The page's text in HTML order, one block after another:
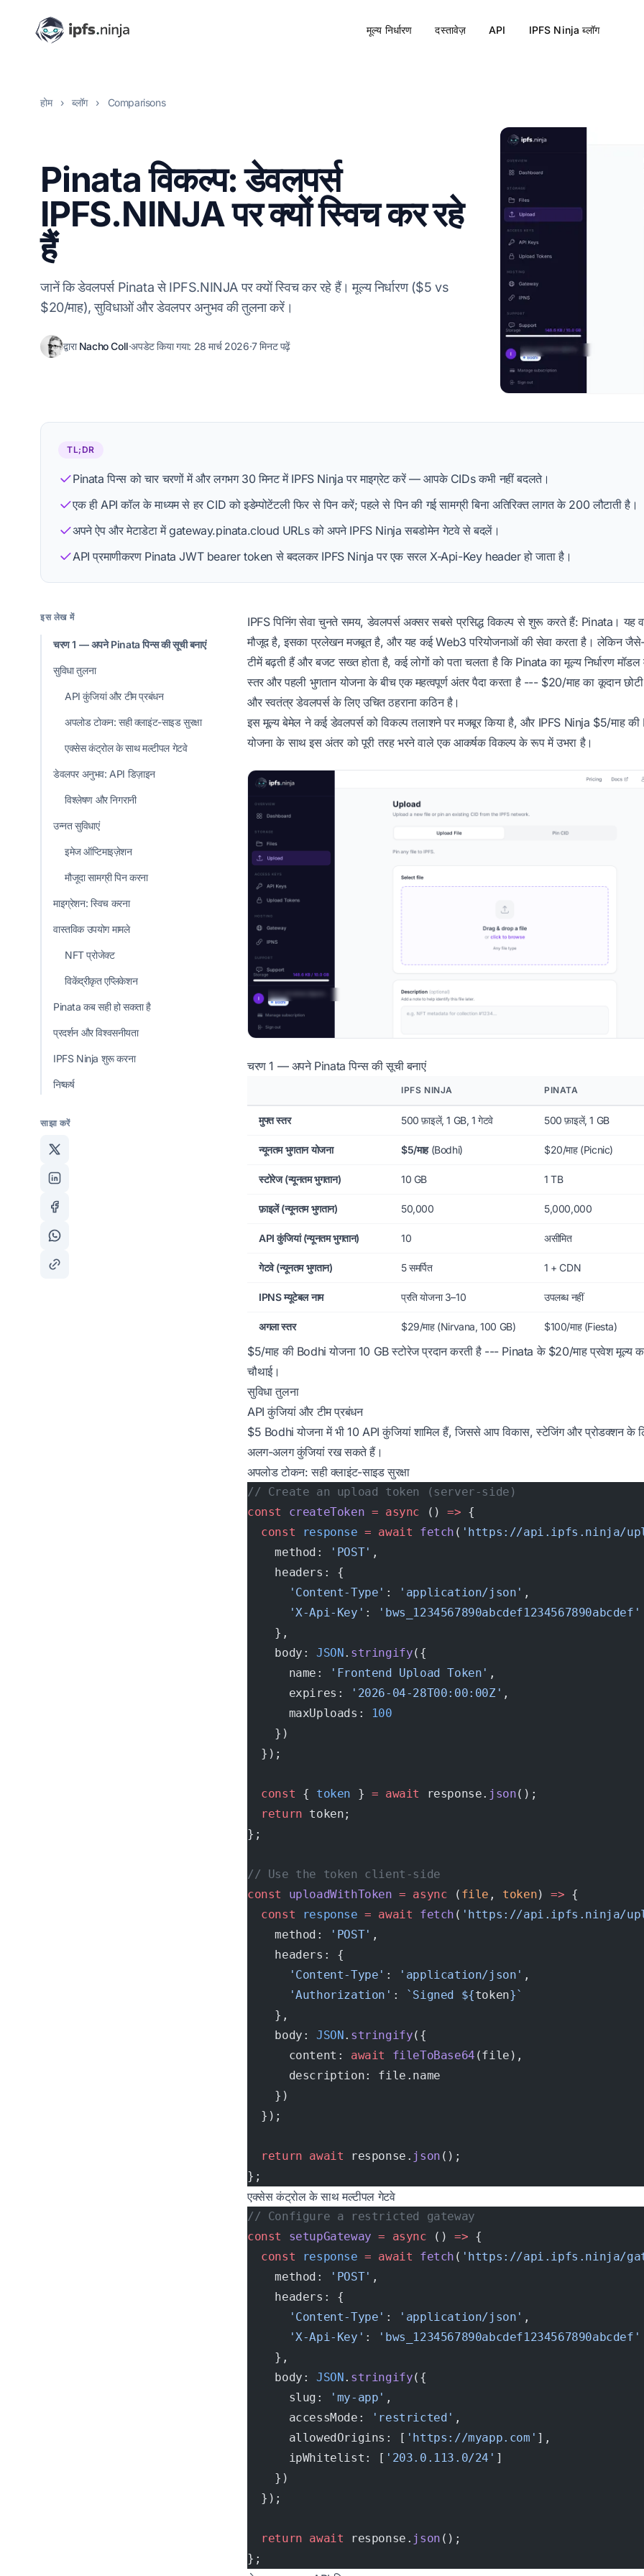
मूल्य निर्धारण दस्तावेज़ API IPFS Ninja ब्लॉग
होम › ब्लॉग › Comparisons
Pinata विकल्प: डेवलपर्स
IPFS.NINJA पर क्यों स्विच कर रहे
हैं
जानें कि डेवलपर्स Pinata से IPFS.NINJA पर क्यों स्विच कर रहे हैं। मूल्य निर्धारण ($5 vs
$20/माह), सुविधाओं और डेवलपर अनुभव की तुलना करें।
द्वाराNacho Coll
प्रोफ़ाइल देखें संपादकीय प्रक्रिया
·अपडेट किया गया: 28 मार्च 2026·7 मिनट पढ़ें
TL;DR
Pinata पिन्स को चार चरणों में और लगभग 30 मिनट में IPFS Ninja पर माइग्रेट करें — आपके CIDs कभी नहीं बदलते।
एक ही API कॉल के माध्यम से हर CID को इडेम्पोटेंटली फिर से पिन करें; पहले से पिन की गई सामग्री बिना अतिरिक्त लागत के 200 लौटाती है।
अपने ऐप और मेटाडेटा में gateway.pinata.cloud URLs को अपने IPFS Ninja सबडोमेन गेटवे से बदलें।
API प्रमाणीकरण Pinata JWT bearer token से बदलकर IPFS Ninja पर एक सरल X-Api-Key header हो जाता है।
इस लेख में
चरण 1 — अपने Pinata पिन्स की सूची बनाएं
सुविधा तुलना
API कुंजियां और टीम प्रबंधन
अपलोड टोकन: सही क्लाइंट-साइड सुरक्षा
एक्सेस कंट्रोल के साथ मल्टीपल गेटवे
डेवलपर अनुभव: API डिज़ाइन
विश्लेषण और निगरानी
उन्नत सुविधाएं
इमेज ऑप्टिमाइज़ेशन
मौजूदा सामग्री पिन करना
माइग्रेशन: स्विच करना
वास्तविक उपयोग मामले
NFT प्रोजेक्ट
विकेंद्रीकृत एप्लिकेशन
Pinata कब सही हो सकता है
प्रदर्शन और विश्वसनीयता
IPFS Ninja शुरू करना
निष्कर्ष
साझा करें
IPFS पिनिंग सेवाचुनते समय, डेवलपर्स अक्सर सबसे प्रसिद्ध विकल्प से शुरू करते हैं: Pinata। यह
मौजूद है, इसका प्रलेखन मजबूत है, और यह कई Web3 परियोजनाओं की सेवा करता है। लेकिन
टीमें बढ़ती हैं और बजट सख्त होता है, कई लोगों को पता चलता है कि Pinata का मूल्य निर्धारण मॉडल
स्तर और पहली भुगतान योजना के बीच एक महत्वपूर्ण अंतर पैदा करता है --- $20/माह का कूदान छोटी
और स्वतंत्र डेवलपर्स के लिए उचित ठहराना कठिन है।
इस मूल्य बेमेल ने कई डेवलपर्स को विकल्प तलाशने पर मजबूर किया है, और IPFS Ninja $5/माह
योजना के साथ इस अंतर को पूरी तरह भरने वाले एक आकर्षक विकल्प के रूप में उभरा है।
चरण 1 — अपने Pinata पिन्स की सूची बनाएं
IPFS NINJA PINATA
मुफ्त स्तर 500 फ़ाइलें, 1 GB, 1 गेटवे 500 फ़ाइलें, 1 GB
न्यूनतम भुगतान योजना $5/माह(Bodhi) $20/माह (Picnic)
स्टोरेज (न्यूनतम भुगतान) 10 GB 1 TB
फ़ाइलें (न्यूनतम भुगतान) 50,000 5,000,000
API कुंजियां (न्यूनतम भुगतान) 10 असीमित
गेटवे (न्यूनतम भुगतान) 5 समर्पित 1 + CDN
IPNS म्यूटेबल नाम प्रति योजना 3–10 उपलब्ध नहीं
अगला स्तर $29/माह (Nirvana, 100 GB) $100/माह (Fiesta)
$5/माह की Bodhi योजना 10 GB स्टोरेज प्रदान करती है --- Pinata के $20/माह प्रवेश मूल्य
चौथाई।
सुविधा तुलना
API कुंजियां और टीम प्रबंधन
$5 Bodhi योजना में भी 10 API कुंजियां शामिल हैं, जिससे आप विकास, स्टेजिंग और प्रोडक्शन के
अलग-अलग कुंजियां रख सकते हैं।
अपलोड टोकन: सही क्लाइंट-साइड सुरक्षा
// Create an upload token (server-side)
const
createToken = async () => {
  const
response = await fetch ( 'https://api.ipfs.ninja/
    method:
'POST' ,
    headers: {
      'Content-Type'
: 'application/json' ,
      'X-Api-Key'
:
'bws_1234567890abcdef1234567890abcdef'
    },
    body:
JSON. stringify({
      name:
'Frontend Upload Token' ,
      expires:
'2026-04-28T00:00:00Z' ,
      maxUploads:
100
    })
  });
  const
{ token } = await response. json();
  return
token;
};
// Use the token client-side
const
uploadWithToken = async ( file , token) => {
  const
response = await fetch ( 'https://api.ipfs.ninja/
    method:
'POST' ,
    headers: {
      'Content-Type'
: 'application/json' ,
      'Authorization'
: `Signed ${token}`
    },
    body:
JSON. stringify({
      content:
await fileToBase64 (file),
      description: file.name
    })
  });
  return
await response. json ();
};
एक्सेस कंट्रोल के साथ मल्टीपल गेटवे
// Configure a restricted gateway
const
setupGateway = async () => {
  const
response = await fetch ( 'https://api.ipfs.ninja/
    method:
'POST' ,
    headers: {
      'Content-Type'
: 'application/json' ,
      'X-Api-Key'
:
'bws_1234567890abcdef1234567890abcdef'
    },
    body:
JSON. stringify({
      slug:
'my-app' ,
      accessMode:
'restricted' ,
      allowedOrigins: [
'https://myapp.com' ],
      ipWhitelist: [
'203.0.113.0/24' ]
    })
  });
  return
await response. json ();
};